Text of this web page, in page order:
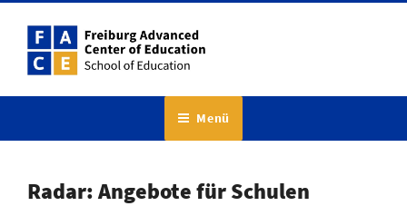
Menü
Radar: Angebote für Schulen